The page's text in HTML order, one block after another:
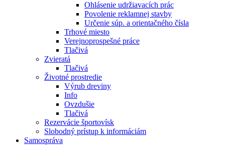
Ohlásenie udržiavacích prác
Povolenie reklamnej stavby
Určenie súp. a orientačného čísla
Trhové miesto
Verejnoprospešné práce
Tlačivá
Zvieratá
Tlačivá
Životné prostredie
Výrub dreviny
Info
Ovzdušie
Tlačivá
Rezervácie športovísk
Slobodný prístup k informáciám
Samospráva